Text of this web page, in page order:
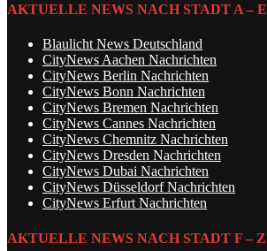
AKTUELLE NEWS NACH STADT A – E
Blaulicht News Deutschland
CityNews Aachen Nachrichten
CityNews Berlin Nachrichten
CityNews Bonn Nachrichten
CityNews Bremen Nachrichten
CityNews Cannes Nachrichten
CityNews Chemnitz Nachrichten
CityNews Dresden Nachrichten
CityNews Dubai Nachrichten
CityNews Düsseldorf Nachrichten
CityNews Erfurt Nachrichten
AKTUELLE NEWS NACH STADT F – Z